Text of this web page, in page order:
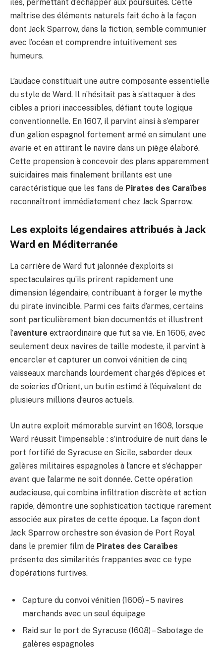
îles, permettant d’échapper aux poursuites. Cette
maîtrise des éléments naturels fait écho à la façon
dont Jack Sparrow, dans la fiction, semble communier
avec l’océan et comprendre intuitivement ses
humeurs.
L’audace constituait une autre composante essentielle
du style de Ward. Il n’hésitait pas à s’attaquer à des
cibles a priori inaccessibles, défiant toute logique
conventionnelle. En 1607, il parvint ainsi à s’emparer
d’un galion espagnol fortement armé en simulant une
avarie et en attirant le navire dans un piège élaboré.
Cette propension à concevoir des plans apparemment
suicidaires mais finalement brillants est une
caractéristique que les fans de Pirates des Caraïbes
reconnaîtront immédiatement chez Jack Sparrow.
Les exploits légendaires attribués à Jack
Ward en Méditerranée
La carrière de Ward fut jalonnée d’exploits si
spectaculaires qu’ils prirent rapidement une
dimension légendaire, contribuant à forger le mythe
du pirate invincible. Parmi ces faits d’armes, certains
sont particulièrement bien documentés et illustrent
l’aventure extraordinaire que fut sa vie. En 1606, avec
seulement deux navires de taille modeste, il parvint à
encercler et capturer un convoi vénitien de cinq
vaisseaux marchands lourdement chargés d’épices et
de soieries d’Orient, un butin estimé à l’équivalent de
plusieurs millions d’euros actuels.
Un autre exploit mémorable survint en 1608, lorsque
Ward réussit l’impensable : s’introduire de nuit dans le
port fortifié de Syracuse en Sicile, saborder deux
galères militaires espagnoles à l’ancre et s’échapper
avant que l’alarme ne soit donnée. Cette opération
audacieuse, qui combina infiltration discrète et action
rapide, démontre une sophistication tactique rarement
associée aux pirates de cette époque. La façon dont
Jack Sparrow orchestre son évasion de Port Royal
dans le premier film de Pirates des Caraïbes
présente des similarités frappantes avec ce type
d’opérations furtives.
Capture du convoi vénitien (1606) – 5 navires
marchands avec un seul équipage
Raid sur le port de Syracuse (1608) – Sabotage de
galères espagnoles